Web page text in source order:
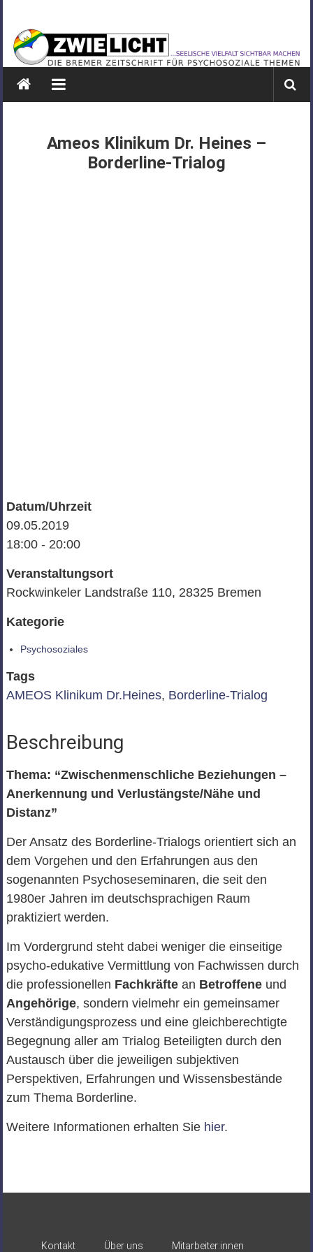
springen
ZWIELICHT
BREMEN
DIE
PSYCHOSOZIALE
Ameos Klinikum Dr. Heines –
Borderline-Trialog
Datum/Uhrzeit
09.05.2019
18:00 - 20:00
Veranstaltungsort
Rockwinkeler Landstraße 110, 28325 Bremen
Kategorie
Psychosoziales
Tags
AMEOS Klinikum Dr.Heines, Borderline-Trialog
Beschreibung
Thema: “Zwischenmenschliche Beziehungen –
Anerkennung und Verlustängste/Nähe und
Distanz”
Der Ansatz des Borderline-Trialogs orientiert sich an
dem Vorgehen und den Erfahrungen aus den
sogenannten Psychoseseminaren, die seit den
1980er Jahren im deutschsprachigen Raum
praktiziert werden.
Im Vordergrund steht dabei weniger die einseitige
psycho-edukative Vermittlung von Fachwissen durch
die professionellen Fachkräftean Betroffeneund
Angehörige, sondern vielmehr ein gemeinsamer
Verständigungsprozess und eine gleichberechtigte
Begegnung aller am Trialog Beteiligten durch den
Austausch über die jeweiligen subjektiven
Perspektiven, Erfahrungen und Wissensbestände
zum Thema Borderline.
Weitere Informationen erhalten Sie hier.
Kontakt Über uns Mitarbeiter:innen